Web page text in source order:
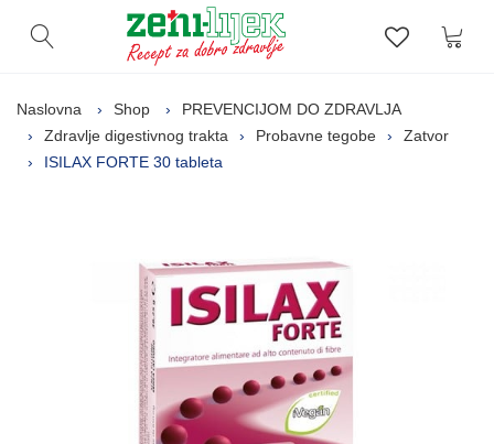
Otvori pretragu Lista
Naslovna Shop
PREVENCIJOM DO ZDRAVLJA
Zdravlje digestivnog trakta
Probavne tegobe
Zatvor
ISILAX FORTE 30 tableta